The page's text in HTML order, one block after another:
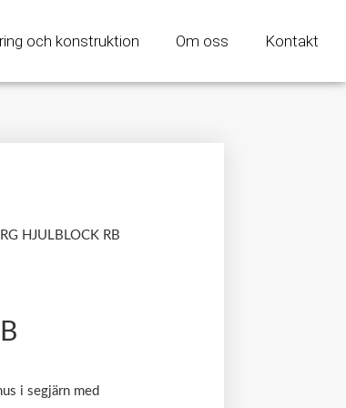
och konstruktion Om oss Kontakt
HJULBLOCK RB
i segjärn med